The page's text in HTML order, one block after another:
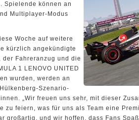
Spielende können an
Multiplayer-Modus
Woche auf weitere
kürzlich angekündigte
der Fahreranzug und die
1 LENOVO UNITED
wurden, werden an
Szenario-
„Wir freuen uns sehr, mit dieser
zu feiern, was für uns als Team eine
großartig, und wir hoffen, dass Fans